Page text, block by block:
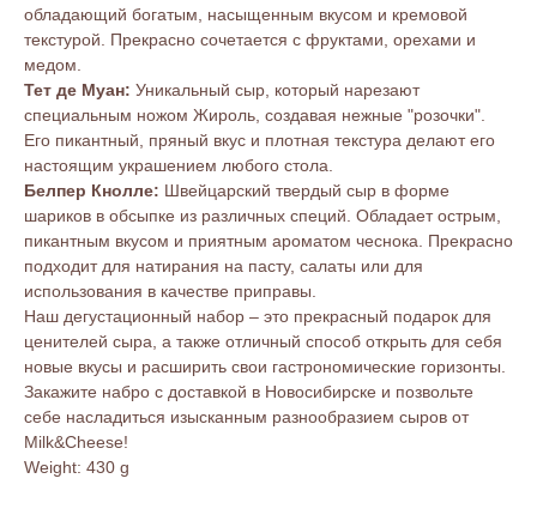
обладающий богатым, насыщенным вкусом и кремовой
текстурой. Прекрасно сочетается с фруктами, орехами и
медом.
Тет де Муан: Уникальный сыр, который нарезают
специальным ножом Жироль, создавая нежные "розочки".
Его пикантный, пряный вкус и плотная текстура делают его
настоящим украшением любого стола.
Белпер Кнолле: Швейцарский твердый сыр в форме
шариков в обсыпке из различных специй. Обладает острым,
пикантным вкусом и приятным ароматом чеснока. Прекрасно
подходит для натирания на пасту, салаты или для
использования в качестве приправы.
Наш дегустационный набор – это прекрасный подарок для
ценителей сыра, а также отличный способ открыть для себя
новые вкусы и расширить свои гастрономические горизонты.
Закажите набро с доставкой в Новосибирске и позвольте
себе насладиться изысканным разнообразием сыров от
Milk&Cheese!
Weight: 430 g